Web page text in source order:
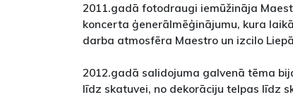
2011.gadā fotodraugi iemūžināja
koncerta ģenerālmēģinājumu, kura
darba atmosfēra Maestro un izcilo
2012.gadā salidojuma galvenā tēma
līdz skatuvei, no dekorāciju telpas līdz